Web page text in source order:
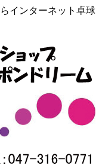
インターネット卓球